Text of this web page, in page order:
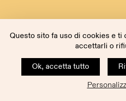
Questo sito fa uso di cookies e
accettarli o
Ok, accetta tutto